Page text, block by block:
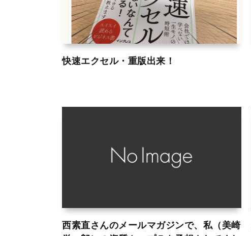
快速エクセル・重版出来！
西素直さんのメールマガジンで、私（美崎